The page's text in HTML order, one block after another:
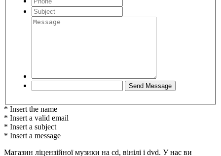
* Insert the name
* Insert a valid email
* Insert a subject
* Insert a message
Магазин ліцензійної музики на cd, вінілі і dvd. У нас ви